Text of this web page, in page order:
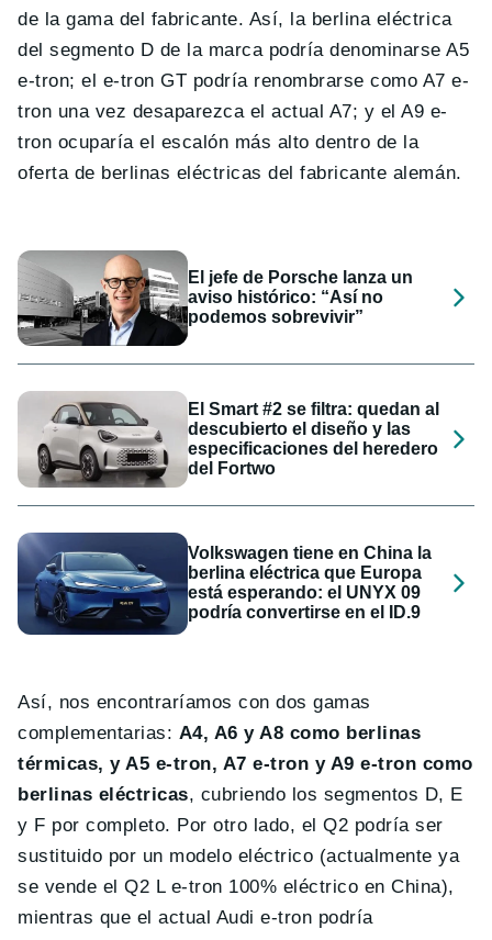
de la gama del fabricante. Así, la berlina eléctrica
del segmento D de la marca podría denominarse A5
e-tron; el e-tron GT podría renombrarse como A7 e-
tron una vez desaparezca el actual A7; y el A9 e-
tron ocuparía el escalón más alto dentro de la
oferta de berlinas eléctricas del fabricante alemán.
El jefe de Porsche lanza un
aviso histórico: “Así no
podemos sobrevivir”
El Smart #2 se filtra: quedan al
descubierto el diseño y las
especificaciones del heredero
del Fortwo
Volkswagen tiene en China la
berlina eléctrica que Europa
está esperando: el UNYX 09
podría convertirse en el ID.9
Así, nos encontraríamos con dos gamas
complementarias: A4, A6 y A8 como berlinas
térmicas, y A5 e-tron, A7 e-tron y A9 e-tron como
berlinas eléctricas, cubriendo los segmentos D, E
y F por completo. Por otro lado, el Q2 podría ser
sustituido por un modelo eléctrico (actualmente ya
se vende el Q2 L e-tron 100% eléctrico en China),
mientras que el actual Audi e-tron podría